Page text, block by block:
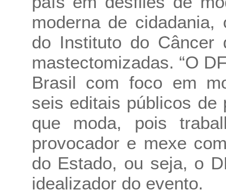
moderna de
do Instituto do Câncer
mastectomizadas. “O
Brasil com foco em
seis editais públicos de
que moda, pois
provocador e mexe
do Estado, ou seja, o
idealizador do evento.